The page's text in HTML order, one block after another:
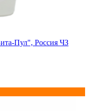
Пул", Россия ЧЗ